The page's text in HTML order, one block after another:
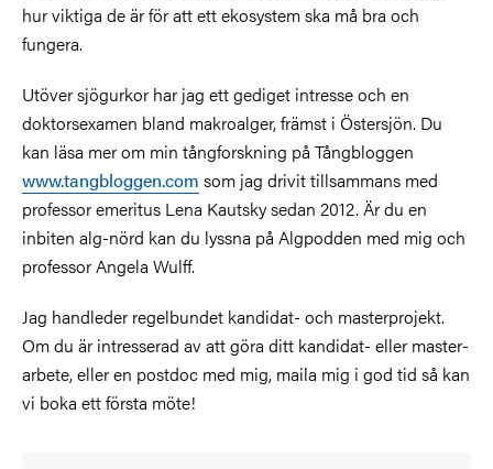
hur viktiga de är för att ett ekosystem ska må bra och
fungera.
Utöver sjögurkor har jag ett gediget intresse och en
doktorsexamen bland makroalger, främst i Östersjön. Du
kan läsa mer om min tångforskning på Tångbloggen
www.tangbloggen.com som jag drivit tillsammans med
professor emeritus Lena Kautsky sedan 2012. Är du en
inbiten alg-nörd kan du lyssna på Algpodden med mig och
professor Angela Wulff.
Jag handleder regelbundet kandidat- och masterprojekt.
Om du är intresserad av att göra ditt kandidat- eller master-
arbete, eller en postdoc med mig, maila mig i god tid så kan
vi boka ett första möte!